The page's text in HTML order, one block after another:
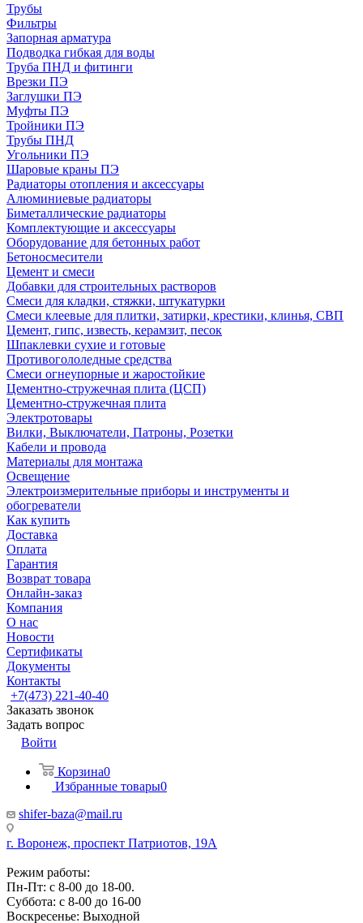
Трубы
Фильтры
Запорная арматура
Подводка гибкая для воды
Труба ПНД и фитинги
Врезки ПЭ
Заглушки ПЭ
Муфты ПЭ
Тройники ПЭ
Трубы ПНД
Угольники ПЭ
Шаровые краны ПЭ
Радиаторы отопления и аксессуары
Алюминиевые радиаторы
Биметаллические радиаторы
Комплектующие и аксессуары
Оборудование для бетонных работ
Бетоносмесители
Цемент и смеси
Добавки для строительных растворов
Смеси для кладки, стяжки, штукатурки
Смеси клеевые для плитки, затирки, крестики, клинья, СВП
Цемент, гипс, известь, керамзит, песок
Шпаклевки сухие и готовые
Противогололедные средства
Смеси огнеупорные и жаростойкие
Цементно-стружечная плита (ЦСП)
Цементно-стружечная плита
Электротовары
Вилки, Выключатели, Патроны, Розетки
Кабели и провода
Материалы для монтажа
Освещение
Электроизмерительные приборы и инструменты и
обогреватели
Как купить
Доставка
Оплата
Гарантия
Возврат товара
Онлайн-заказ
Компания
О нас
Новости
Сертификаты
Документы
Контакты
+7(473) 221-40-40
Заказать звонок
Задать вопрос
Войти
Корзина0
Избранные товары0
shifer-baza@mail.ru
г. Воронеж, проспект Патриотов, 19А
Режим работы:
Пн-Пт: с 8-00 до 18-00.
Суббота: с 8-00 до 16-00
Воскресенье: Выходной